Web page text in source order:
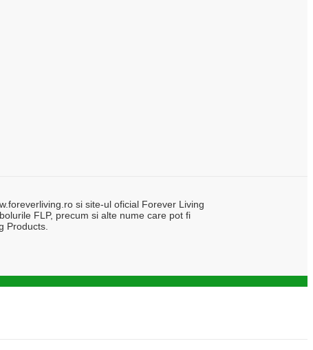
si site-ul oficial Forever Living
FLP, precum si alte nume care pot fi
Products.